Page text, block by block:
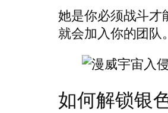
她是你必须战斗才
就会加入你的团队。
如何解锁银